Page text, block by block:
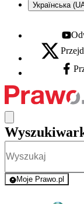
Українська
X - otwiera się
Moje Prawo.pl
- rejestracja i